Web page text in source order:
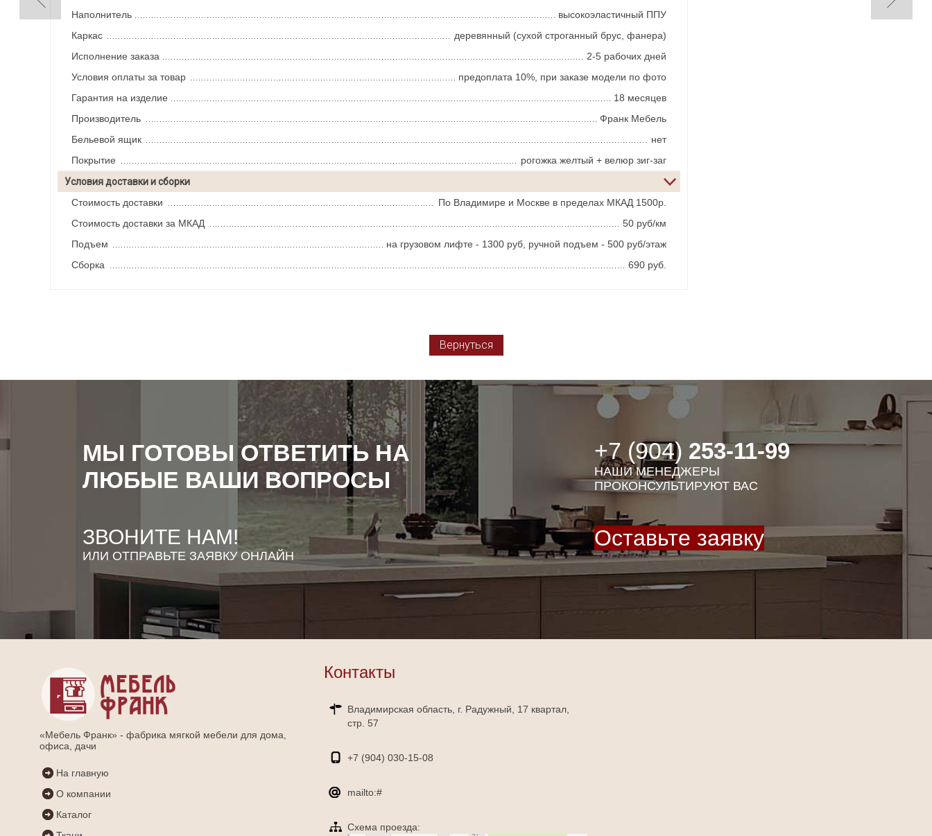
Наполнитель
высокоэластичный ППУ
Каркас
деревянный (сухой строганный брус, фанера)
Исполнение заказа
2-5 рабочих дней
Условия оплаты за товар
предоплата 10%, при заказе модели по фото
Гарантия на изделие
18 месяцев
Производитель
Франк Мебель
Бельевой ящик
нет
Покрытие
рогожка желтый + велюр зиг-заг
Условия доставки и сборки
Стоимость доставки
По Владимире и Москве в пределах МКАД 1500р.
Стоимость доставки за МКАД
50 руб/км
Подъем
на грузовом лифте - 1300 руб, ручной подъем - 500 руб/этаж
Сборка
690 руб.
Вернуться
МЫ ГОТОВЫ ОТВЕТИТЬ НА
ЛЮБЫЕ ВАШИ ВОПРОСЫ
ЗВОНИТЕ НАМ!
ИЛИ ОТПРАВЬТЕ ЗАЯВКУ ОНЛАЙН
+7 (904) 253-11-99
НАШИ МЕНЕДЖЕРЫ
ПРОКОНСУЛЬТИРУЮТ ВАС
Оставьте заявку
«Мебель Франк» - фабрика мягкой мебели для дома,
офиса, дачи
На главную
О компании
Каталог
Контакты
Владимирская область, г. Радужный, 17 квартал,
стр. 57
+7 (904) 030-15-08
mailto:#
Схема проезда: